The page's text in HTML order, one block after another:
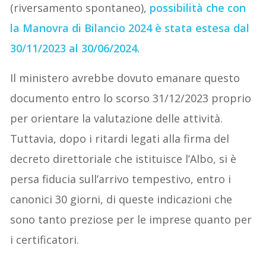
(riversamento spontaneo), possibilità che con
la Manovra di Bilancio 2024 è stata estesa dal
30/11/2023 al 30/06/2024.
Il ministero avrebbe dovuto emanare questo
documento entro lo scorso 31/12/2023 proprio
per orientare la valutazione delle attività.
Tuttavia, dopo i ritardi legati alla firma del
decreto direttoriale che istituisce l’Albo, si è
persa fiducia sull’arrivo tempestivo, entro i
canonici 30 giorni, di queste indicazioni che
sono tanto preziose per le imprese quanto per
i certificatori.